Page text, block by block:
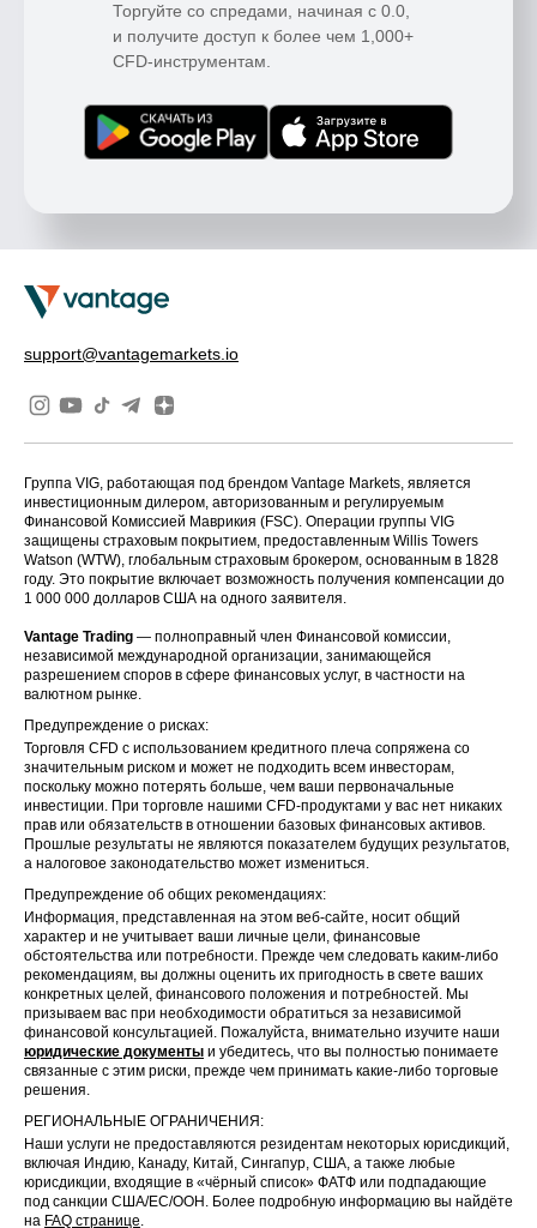
Торгуйте со спредами, начиная с 0.0,
и получите доступ к более чем 1,000+
CFD-инструментам.
support@vantagemarkets.io
Группа VIG, работающая под брендом Vantage Markets, является
инвестиционным дилером, авторизованным и регулируемым
Финансовой Комиссией Маврикия (FSC). Операции группы VIG
защищены страховым покрытием, предоставленным Willis Towers
Watson (WTW), глобальным страховым брокером, основанным в 1828
году. Это покрытие включает возможность получения компенсации до
1 000 000 долларов США на одного заявителя.
Vantage Trading — полноправный член Финансовой комиссии,
независимой международной организации, занимающейся
разрешением споров в сфере финансовых услуг, в частности на
валютном рынке.
Предупреждение о рисках:
Торговля CFD с использованием кредитного плеча сопряжена со
значительным риском и может не подходить всем инвесторам,
поскольку можно потерять больше, чем ваши первоначальные
инвестиции. При торговле нашими CFD-продуктами у вас нет никаких
прав или обязательств в отношении базовых финансовых активов.
Прошлые результаты не являются показателем будущих результатов,
а налоговое законодательство может измениться.
Предупреждение об общих рекомендациях:
Информация, представленная на этом веб-сайте, носит общий
характер и не учитывает ваши личные цели, финансовые
обстоятельства или потребности. Прежде чем следовать каким-либо
рекомендациям, вы должны оценить их пригодность в свете ваших
конкретных целей, финансового положения и потребностей. Мы
призываем вас при необходимости обратиться за независимой
финансовой консультацией. Пожалуйста, внимательно изучите наши
юридические документы и убедитесь, что вы полностью понимаете
связанные с этим риски, прежде чем принимать какие-либо торговые
решения.
РЕГИОНАЛЬНЫЕ ОГРАНИЧЕНИЯ:
Наши услуги не предоставляются резидентам некоторых юрисдикций,
включая Индию, Канаду, Китай, Сингапур, США, а также любые
юрисдикции, входящие в «чёрный список» ФАТФ или подпадающие
под санкции США/ЕС/ООН. Более подробную информацию вы найдёте
на FAQ странице